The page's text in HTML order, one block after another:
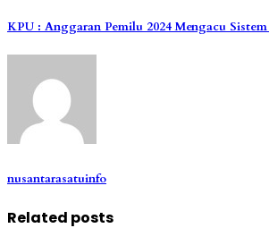
KPU : Anggaran Pemilu 2024 Mengacu
nusantarasatuinfo
Related posts